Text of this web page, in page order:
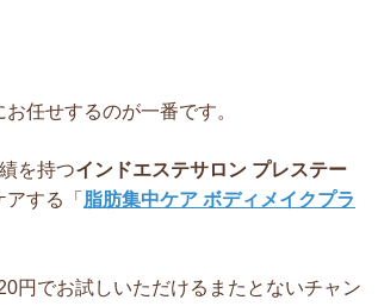
任せするのが一番です。
を持つインドエステサロン プレステー
する「 脂肪集中ケア ボディメイクプラ
円でお試しいただけるまたとないチャン